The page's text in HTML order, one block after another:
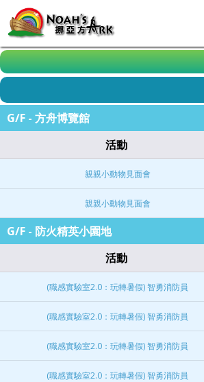
G/F - 方舟博覽館
活動
親親小動物見面會
親親小動物見面會
G/F - 防火精英小園地
活動
(職感實驗室2.0：玩轉暑假) 智勇消防員
(職感實驗室2.0：玩轉暑假) 智勇消防員
(職感實驗室2.0：玩轉暑假) 智勇消防員
(職感實驗室2.0：玩轉暑假) 智勇消防員